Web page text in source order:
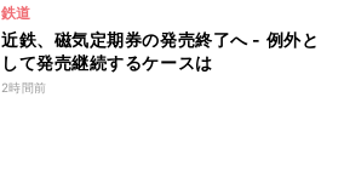
鉄道
近鉄、磁気定期券の発売終了へ - 例外と
して発売継続するケースは
2時間前